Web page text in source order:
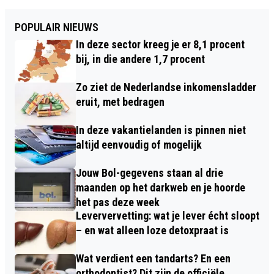
POPULAIR NIEUWS
In deze sector kreeg je er 8,1 procent
bij, in die andere 1,7 procent
Zo ziet de Nederlandse inkomensladder
eruit, met bedragen
In deze vakantielanden is pinnen niet
altijd eenvoudig of mogelijk
Jouw Bol-gegevens staan al drie
maanden op het darkweb en je hoorde
het pas deze week
Leververvetting: wat je lever écht sloopt
– en wat alleen loze detoxpraat is
Wat verdient een tandarts? En een